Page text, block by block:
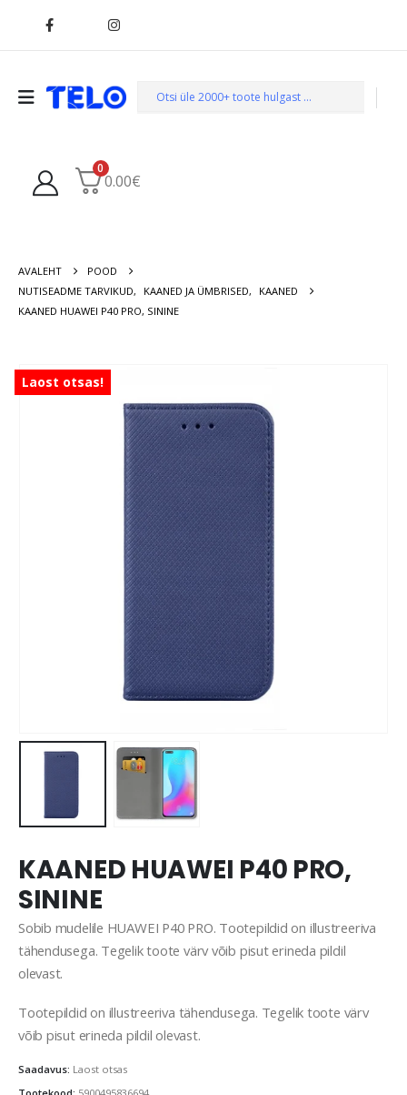
0
0.00€
AVALEHT
POOD
NUTISEADME TARVIKUD, KAANED JA ÜMBRISED,
KAANED
KAANED HUAWEI P40 PRO, SININE
Laost otsas!
KAANED HUAWEI P40 PRO,
SININE
Sobib mudelile HUAWEI P40 PRO. Tootepildid on illustreeriva
tähendusega. Tegelik toote värv võib pisut erineda pildil
olevast.
Tootepildid on illustreeriva tähendusega. Tegelik toote värv
võib pisut erineda pildil olevast.
Saadavus: Laost otsas